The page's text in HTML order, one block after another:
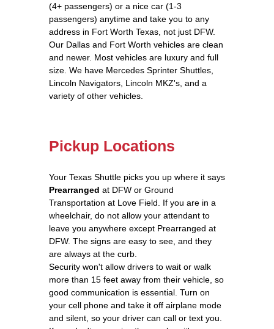
(4+ passengers) or a nice car (1-3
passengers) anytime and take you to any
address in Fort Worth Texas, not just DFW.
Our Dallas and Fort Worth vehicles are clean
and newer. Most vehicles are luxury and full
size. We have Mercedes Sprinter Shuttles,
Lincoln Navigators, Lincoln MKZ's, and a
variety of other vehicles.
Pickup Locations
Your Texas Shuttle picks you up where it says
Prearranged at DFW or Ground
Transportation at Love Field. If you are in a
wheelchair, do not allow your attendant to
leave you anywhere except Prearranged at
DFW. The signs are easy to see, and they
are always at the curb.
Security won't allow drivers to wait or walk
more than 15 feet away from their vehicle, so
good communication is essential. Turn on
your cell phone and take it off airplane mode
and silent, so your driver can call or text you.